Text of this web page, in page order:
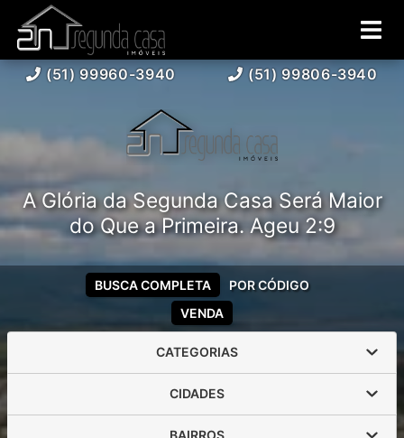
(51) 99960-3940 (51) 99806-3940
A Glória da Segunda Casa Será Maior
do Que a Primeira. Ageu 2:9
VENDA
BUSCA COMPLETA POR CÓDIGO
CATEGORIAS
CIDADES
BAIRROS